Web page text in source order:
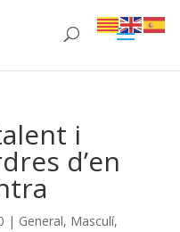
i
d’en
| General, Masculí,